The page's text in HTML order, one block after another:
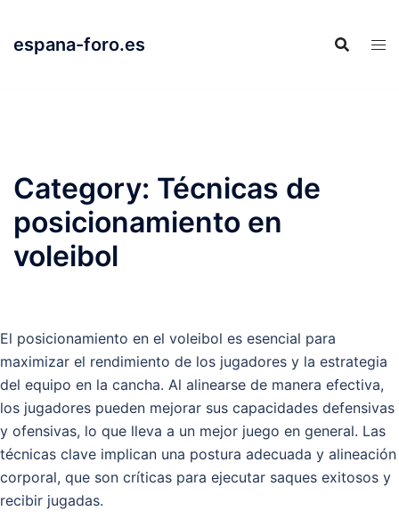
content
espana-foro.es
Category: Técnicas de
posicionamiento en
voleibol
El posicionamiento en el voleibol es esencial para
maximizar el rendimiento de los jugadores y la estrategia
del equipo en la cancha. Al alinearse de manera efectiva,
los jugadores pueden mejorar sus capacidades defensivas
y ofensivas, lo que lleva a un mejor juego en general. Las
técnicas clave implican una postura adecuada y alineación
corporal, que son críticas para ejecutar saques exitosos y
recibir jugadas.